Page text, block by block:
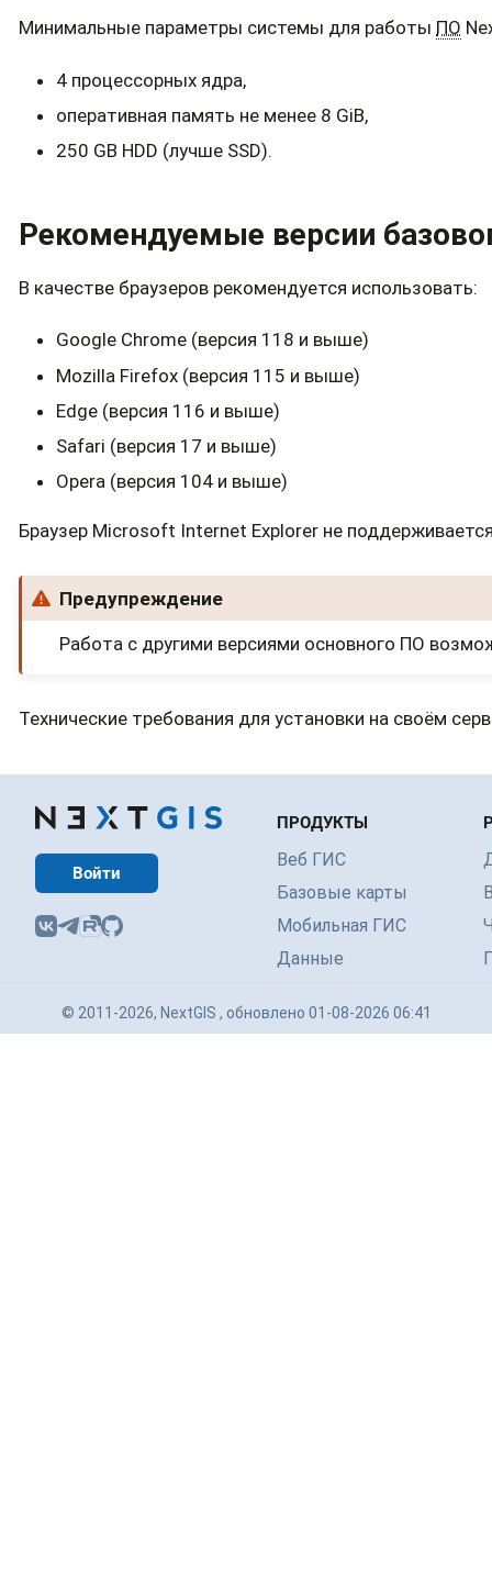
Минимальные параметры системы для работы ПО
4 процессорных ядра,
оперативная память не менее 8 GiB,
250 GB HDD (лучше SSD).
Рекомендуемые версии
В качестве браузеров рекомендуется использовать:
Google Chrome (версия 118 и выше)
Mozilla Firefox (версия 115 и выше)
Edge (версия 116 и выше)
Safari (версия 17 и выше)
Opera (версия 104 и выше)
Браузер Microsoft Internet Explorer не
Предупреждение
Работа с другими версиями основного ПО
Технические требования для установки на своём
Войти
ПРОДУКТЫ
Веб ГИС
Базовые карты
Мобильная ГИС
Данные
© 2011-2026, NextGIS , обновлено 01-08-2026 06:41